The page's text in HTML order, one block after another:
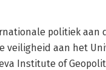
politiek aan
aan het
Institute of